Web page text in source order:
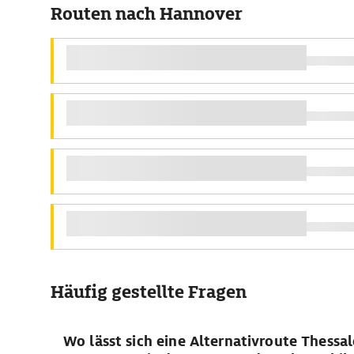
Routen nach Hannover
Häufig gestellte Fragen
Wo lässt sich eine Alternativroute